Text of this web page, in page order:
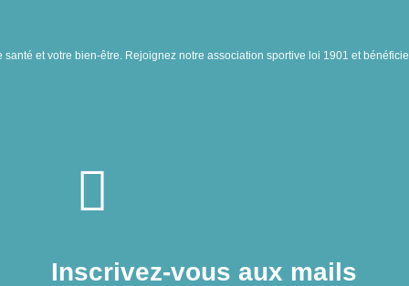
et votre bien-être. Rejoignez notre association sportive loi 1901 et
Inscrivez-vous aux mails